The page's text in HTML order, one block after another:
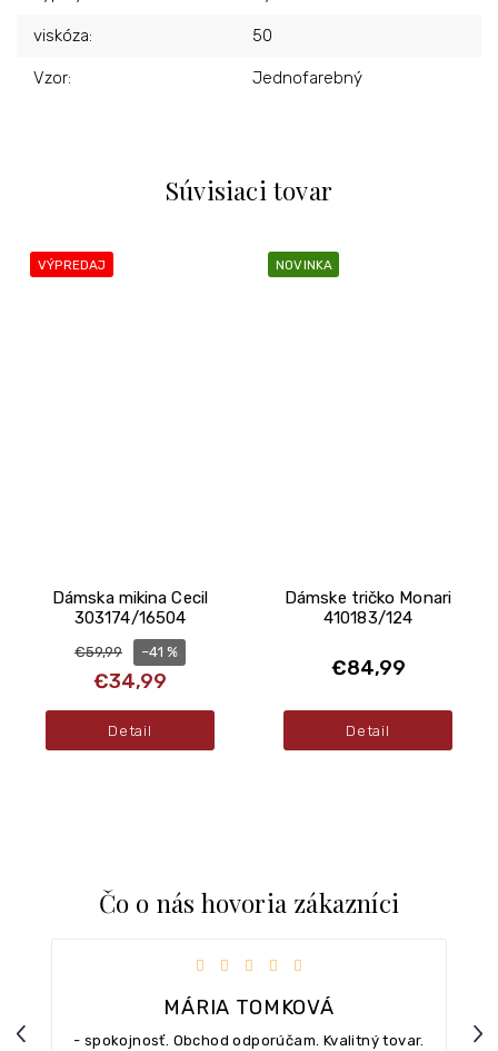
Súvisiaci tovar
VÝPREDAJ
Dámska mikina Cecil
303174/16504
€59,99
€34,99
–41 %
Detail
NOVINKA
Dámske tričko Monari
410183/124
€84,99
Detail
viskóza: 50
Vzor: Jednofarebný
Čo o nás hovoria zákazníci
Previous
MÁRIA TOMKOVÁ
Hodnotenie obchodu je 5 z 5 hviezdičiek.
- spokojnosť. Obchod odporúčam. Kvalitný tovar.